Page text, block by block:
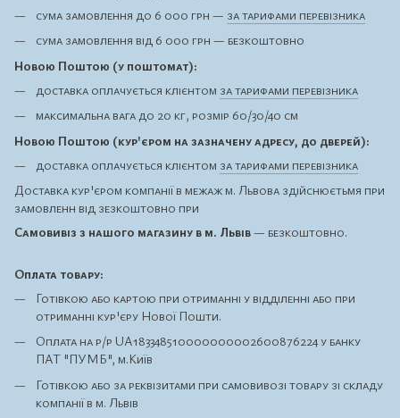
сума замовлення до 6 000 грн — за тарифами перевізника
сума замовлення від 6 000 грн — безкоштовно
Новою Поштою (у поштомат):
доставка оплачується клієнтом за тарифами перевізника
максимальна вага до 20 кг, розмір 60/30/40 см
Новою Поштою (кур'єром на зазначену адресу, до дверей):
доставка оплачується клієнтом за тарифами перевізника
Доставка кур'єром компанії в межаж м. Львова здійснюєтьмя при
замовленн від зезкоштовно при
Самовивіз з нашого магазину в м. Львів— безкоштовно.
Оплата товару:
Готівкою або картою при отриманні у відділенні або при
отриманні кур'єру Нової Пошти.
Оплата на р/р UA183348510000000002600876224 у банку
ПАТ "ПУМБ", м.Київ
Готівкою або за реквізитами при самовивозі товару зі складу
компанії в м. Львів